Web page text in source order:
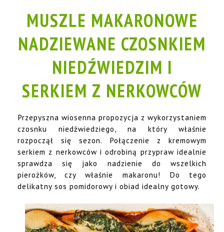
MUSZLE MAKARONOWE
NADZIEWANE CZOSNKIEM
NIEDŹWIEDZIM I
SERKIEM Z NERKOWCÓW
Przepyszna wiosenna propozycja z wykorzystaniem
czosnku niedźwiedziego, na który właśnie
rozpoczął się sezon. Połączenie z kremowym
serkiem z nerkowców i odrobiną przypraw idealnie
sprawdza się jako nadzienie do wszelkich
pierożków, czy właśnie makaronu! Do tego
delikatny sos pomidorowy i obiad idealny gotowy.